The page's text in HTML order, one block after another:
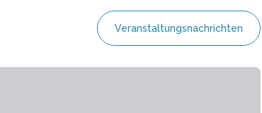
Veranstaltungsnachrichten